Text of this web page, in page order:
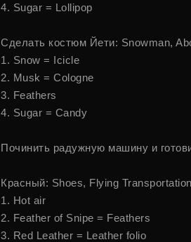
4. Sugar = Lollipop
Сделать костюм Йети: Snowman,
1. Snow = Icicle
2. Musk = Cologne
3. Feathers
4. Sugar = Candy
Починить радужную машину и
Красный: Shoes, Flying
1. Hot air
2. Feather of Snipe = Feathers
3. Red Leather = Leather folio